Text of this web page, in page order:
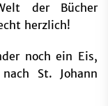
der Bücher
herzlich!
noch ein Eis,
St. Johann